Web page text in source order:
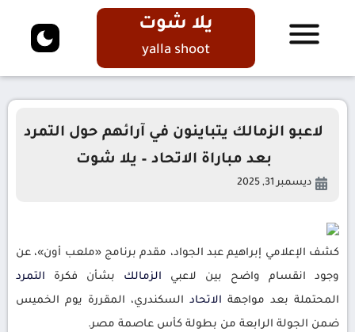
يلا شوت
yalla shoot
لاعبو الزمالك يتباينون في آرائهم حول التمرد
بعد مباراة الاتحاد – يلا شوت
ديسمبر 31, 2025
كشف الإعلامي إبراهيم عبد الجواد، مقدم برنامج «ملعب أون»، عن
وجود انقسام واضح بين لاعبي الزمالك بشأن فكرة التمرد
المحتملة بعد مواجهة الاتحاد السكندري، المقررة يوم الخميس
ضمن الجولة الرابعة من بطولة كأس عاصمة مصر.